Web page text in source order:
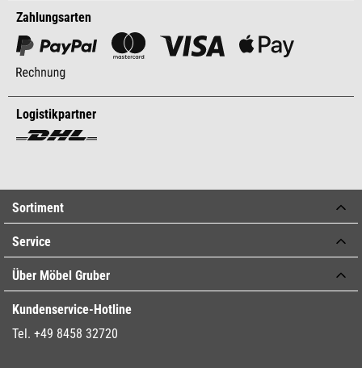
Zahlungsarten
Logistikpartner
Sortiment
Service
Über Möbel Gruber
Kundenservice-Hotline
Tel. +49 8458 32720